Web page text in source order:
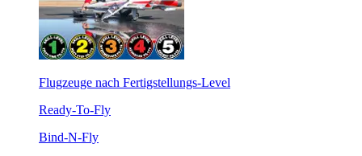
Flugzeuge nach Fertigstellungs-Level
Ready-To-Fly
Bind-N-Fly